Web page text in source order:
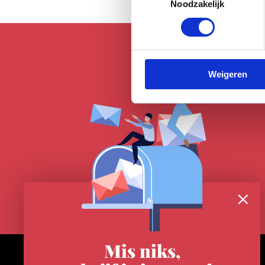
Noodzakelijk
Weigeren
Mis niks,